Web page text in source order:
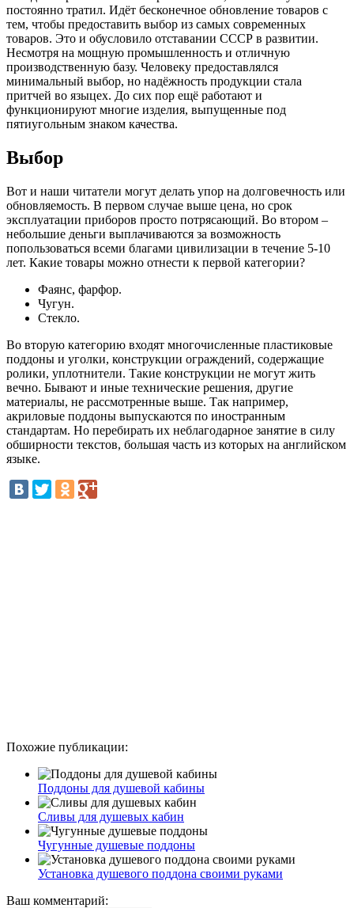
постоянно тратил. Идёт бесконечное обновление товаров с
тем, чтобы предоставить выбор из самых современных
товаров. Это и обусловило отставании СССР в развитии.
Несмотря на мощную промышленность и отличную
производственную базу. Человеку предоставлялся
минимальный выбор, но надёжность продукции стала
притчей во языцех. До сих пор ещё работают и
функционируют многие изделия, выпущенные под
пятиугольным знаком качества.
Выбор
Вот и наши читатели могут делать упор на долговечность или
обновляемость. В первом случае выше цена, но срок
эксплуатации приборов просто потрясающий. Во втором –
небольшие деньги выплачиваются за возможность
попользоваться всеми благами цивилизации в течение 5-10
лет. Какие товары можно отнести к первой категории?
Фаянс, фарфор.
Чугун.
Стекло.
Во вторую категорию входят многочисленные пластиковые
поддоны и уголки, конструкции ограждений, содержащие
ролики, уплотнители. Такие конструкции не могут жить
вечно. Бывают и иные технические решения, другие
материалы, не рассмотренные выше. Так например,
акриловые поддоны выпускаются по иностранным
стандартам. Но перебирать их неблагодарное занятие в силу
обширности текстов, большая часть из которых на английском
языке.
Похожие публикации:
Поддоны для душевой кабины
Сливы для душевых кабин
Чугунные душевые поддоны
Установка душевого поддона своими руками
Ваш комментарий: